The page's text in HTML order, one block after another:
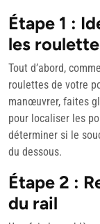
Étape 1 :
les
Tout d’abord,
roulettes de votre
manœuvrer, faites
pour localiser les
déterminer si le
du dessous.
Étape 2 :
du rail